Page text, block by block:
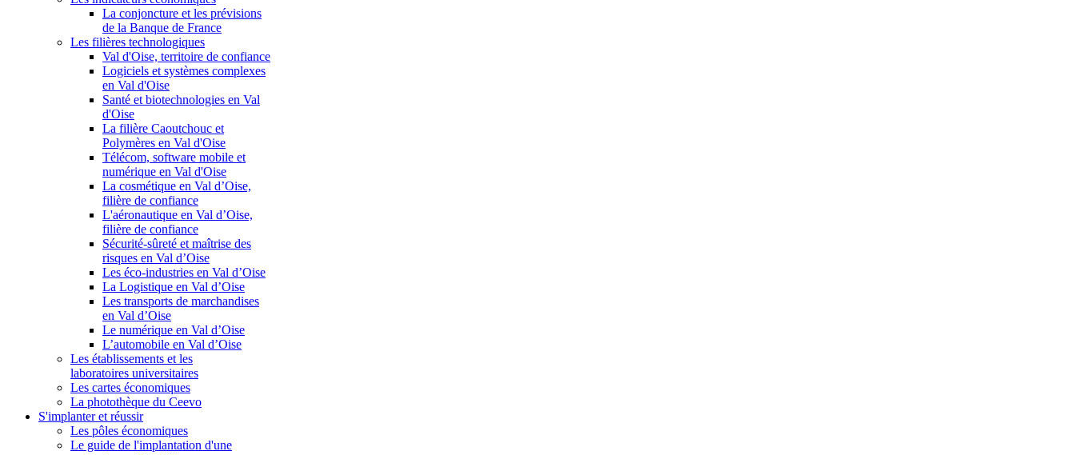
La conjoncture et les prévisions
de la Banque de France
Les filières technologiques
Val d'Oise, territoire de confiance
Logiciels et systèmes complexes
en Val d'Oise
Santé et biotechnologies en Val
d'Oise
La filière Caoutchouc et
Polymères en Val d'Oise
Télécom, software mobile et
numérique en Val d'Oise
La cosmétique en Val d’Oise,
filière de confiance
L'aéronautique en Val d’Oise,
filière de confiance
Sécurité-sûreté et maîtrise des
risques en Val d’Oise
Les éco-industries en Val d’Oise
La Logistique en Val d’Oise
Les transports de marchandises
en Val d’Oise
Le numérique en Val d’Oise
L’automobile en Val d’Oise
Les établissements et les
laboratoires universitaires
Les cartes économiques
La photothèque du Ceevo
S'implanter et réussir
Les pôles économiques
Le guide de l'implantation d'une